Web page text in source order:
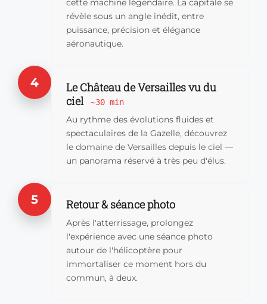
cette machine légendaire. La capitale se
révèle sous un angle inédit, entre
puissance, précision et élégance
aéronautique.
4
Le Château de Versailles vu du
ciel
~30 min
Au rythme des évolutions fluides et
spectaculaires de la Gazelle, découvrez
le domaine de Versailles depuis le ciel —
un panorama réservé à très peu d'élus.
5 Retour & séance photo
Après l'atterrissage, prolongez
l'expérience avec une séance photo
autour de l'hélicoptère pour
immortaliser ce moment hors du
commun, à deux.